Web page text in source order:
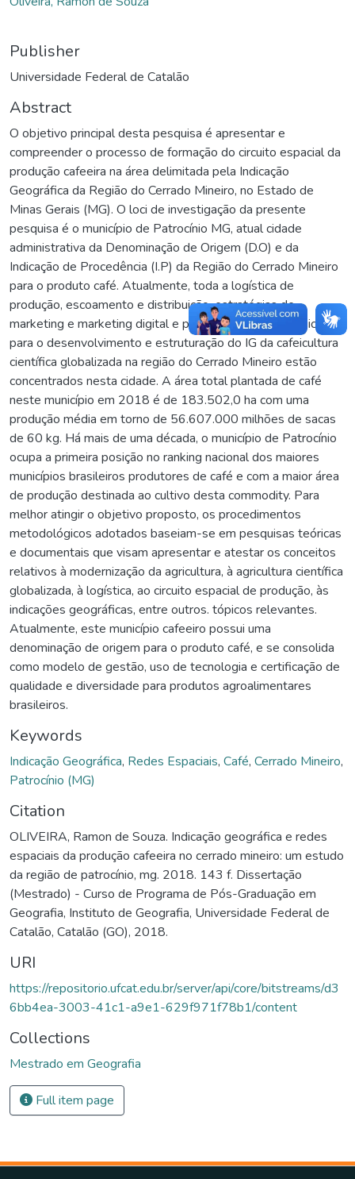
Publisher
Universidade Federal de Catalão
Abstract
O objetivo principal desta pesquisa é apresentar e
compreender o processo de formação do circuito espacial da
produção cafeeira na área delimitada pela Indicação
Geográfica da Região do Cerrado Mineiro, no Estado de
Minas Gerais (MG). O loci de investigação da presente
pesquisa é o município de Patrocínio MG, atual cidade
administrativa da Denominação de Origem (D.O) e da
Indicação de Procedência (I.P) da Região do Cerrado Mineiro
para o produto café. Atualmente, toda a logística de
produção, escoamento e distribuição, estratégias de
marketing e marketing digital e planejamento estratégico
para o desenvolvimento e estruturação do IG da cafeicultura
científica globalizada na região do Cerrado Mineiro estão
concentrados nesta cidade. A área total plantada de café
neste município em 2018 é de 183.502,0 ha com uma
produção média em torno de 56.607.000 milhões de sacas
de 60 kg. Há mais de uma década, o município de Patrocínio
ocupa a primeira posição no ranking nacional dos maiores
municípios brasileiros produtores de café e com a maior área
de produção destinada ao cultivo desta commodity. Para
melhor atingir o objetivo proposto, os procedimentos
metodológicos adotados baseiam-se em pesquisas teóricas
e documentais que visam apresentar e atestar os conceitos
relativos à modernização da agricultura, à agricultura científica
globalizada, à logística, ao circuito espacial de produção, às
indicações geográficas, entre outros. tópicos relevantes.
Atualmente, este município cafeeiro possui uma
denominação de origem para o produto café, e se consolida
como modelo de gestão, uso de tecnologia e certificação de
qualidade e diversidade para produtos agroalimentares
brasileiros.
Keywords
Indicação Geográfica, Redes Espaciais, Café, Cerrado Mineiro,
Patrocínio (MG)
Citation
OLIVEIRA, Ramon de Souza. Indicação geográfica e redes
espaciais da produção cafeeira no cerrado mineiro: um estudo
da região de patrocínio, mg. 2018. 143 f. Dissertação
(Mestrado) - Curso de Programa de Pós-Graduação em
Geografia, Instituto de Geografia, Universidade Federal de
Catalão, Catalão (GO), 2018.
URI
https://repositorio.ufcat.edu.br/server/api/core/bitstreams/d3
6bb4ea-3003-41c1-a9e1-629f971f78b1/content
Collections
Mestrado em Geografia
Full item page